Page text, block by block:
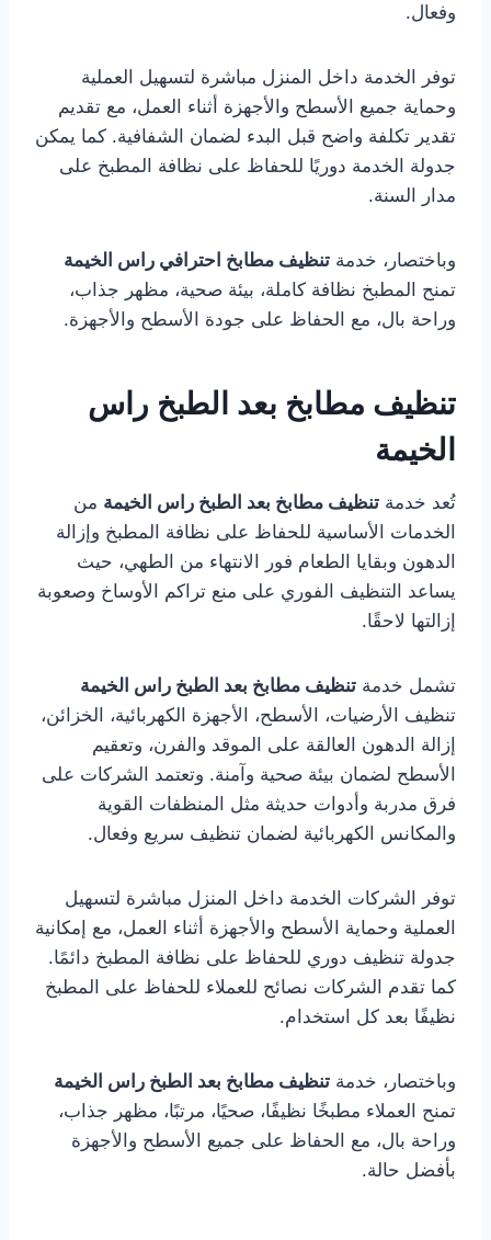
وفعال.
توفر الخدمة داخل المنزل مباشرة لتسهيل العملية
وحماية جميع الأسطح والأجهزة أثناء العمل، مع تقديم
تقدير تكلفة واضح قبل البدء لضمان الشفافية. كما يمكن
جدولة الخدمة دوريًا للحفاظ على نظافة المطبخ على
مدار السنة.
وباختصار، خدمة تنظيف مطابخ احترافي راس الخيمة
تمنح المطبخ نظافة كاملة، بيئة صحية، مظهر جذاب،
وراحة بال، مع الحفاظ على جودة الأسطح والأجهزة.
تنظيف مطابخ بعد الطبخ راس
الخيمة
تُعد خدمة تنظيف مطابخ بعد الطبخ راس الخيمة من
الخدمات الأساسية للحفاظ على نظافة المطبخ وإزالة
الدهون وبقايا الطعام فور الانتهاء من الطهي، حيث
يساعد التنظيف الفوري على منع تراكم الأوساخ وصعوبة
إزالتها لاحقًا.
تشمل خدمة تنظيف مطابخ بعد الطبخ راس الخيمة
تنظيف الأرضيات، الأسطح، الأجهزة الكهربائية، الخزائن،
إزالة الدهون العالقة على الموقد والفرن، وتعقيم
الأسطح لضمان بيئة صحية وآمنة. وتعتمد الشركات على
فرق مدربة وأدوات حديثة مثل المنظفات القوية
والمكانس الكهربائية لضمان تنظيف سريع وفعال.
توفر الشركات الخدمة داخل المنزل مباشرة لتسهيل
العملية وحماية الأسطح والأجهزة أثناء العمل، مع إمكانية
جدولة تنظيف دوري للحفاظ على نظافة المطبخ دائمًا.
كما تقدم الشركات نصائح للعملاء للحفاظ على المطبخ
نظيفًا بعد كل استخدام.
وباختصار، خدمة تنظيف مطابخ بعد الطبخ راس الخيمة
تمنح العملاء مطبخًا نظيفًا، صحيًا، مرتبًا، مظهر جذاب،
وراحة بال، مع الحفاظ على جميع الأسطح والأجهزة
بأفضل حالة.